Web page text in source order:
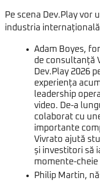
Pe scena Dev.Play vor
industria
Adam Boyes,
de consultanță
Dev.Play 2026
experiența
leadership
video. De-a
colaborat cu
importante
Vivrato ajută
și investitori să
momente-cheie
Philip Martin,